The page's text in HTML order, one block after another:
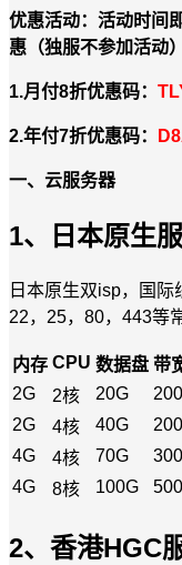
优惠活动：活动时间
惠（独服不参加活动
1.月付8折优惠码：
2.年付7折优惠码：
一、云服务器
1、日本原生
日本原生双isp，国
22，25，80，443等
内存 CPU 数据盘 带
2G
2核 20G
2G
4核 40G
4G
4核 70G
4G
8核 100G
2、香港HGC